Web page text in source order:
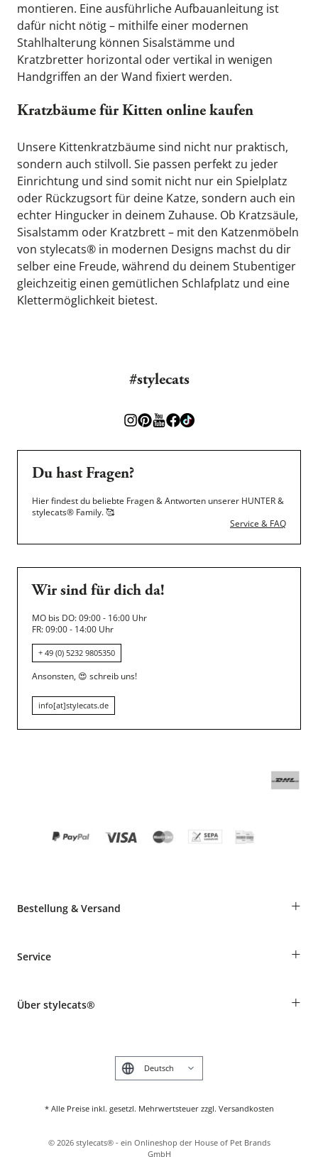
montieren. Eine ausführliche Aufbauanleitung ist
dafür nicht nötig – mithilfe einer modernen
Stahlhalterung können Sisalstämme und
Kratzbretter horizontal oder vertikal in wenigen
Handgriffen an der Wand fixiert werden.
Kratzbäume für Kitten online kaufen
Unsere Kittenkratzbäume sind nicht nur praktisch,
sondern auch stilvoll. Sie passen perfekt zu jeder
Einrichtung und sind somit nicht nur ein Spielplatz
oder Rückzugsort für deine Katze, sondern auch ein
echter Hingucker in deinem Zuhause. Ob Kratzsäule,
Sisalstamm oder Kratzbrett – mit den Katzenmöbeln
von stylecats® in modernen Designs machst du dir
selber eine Freude, während du deinem Stubentiger
gleichzeitig einen gemütlichen Schlafplatz und eine
Klettermöglichkeit bietest.
#stylecats
Du hast Fragen?
Hier findest du beliebte Fragen & Antworten unserer HUNTER &
stylecats® Family.🥰
Service & FAQ
Wir sind für dich da!
MO bis DO: 09:00 - 16:00 Uhr
FR: 09:00 - 14:00 Uhr
+ 49 (0) 5232 9805350
Ansonsten, 😍 schreib uns!
info[at]stylecats.de
Bestellung & Versand +
Informationen zur Lieferung
Produkte reklamieren und zurücksenden
Service +
Tierkrankenversicherung
Über stylecats® +
* Alle Preise inkl. gesetzl. Mehrwertsteuer zzgl. Versandkosten
English
© 2026 stylecats® - ein Onlineshop der House of Pet Brands
GmbH